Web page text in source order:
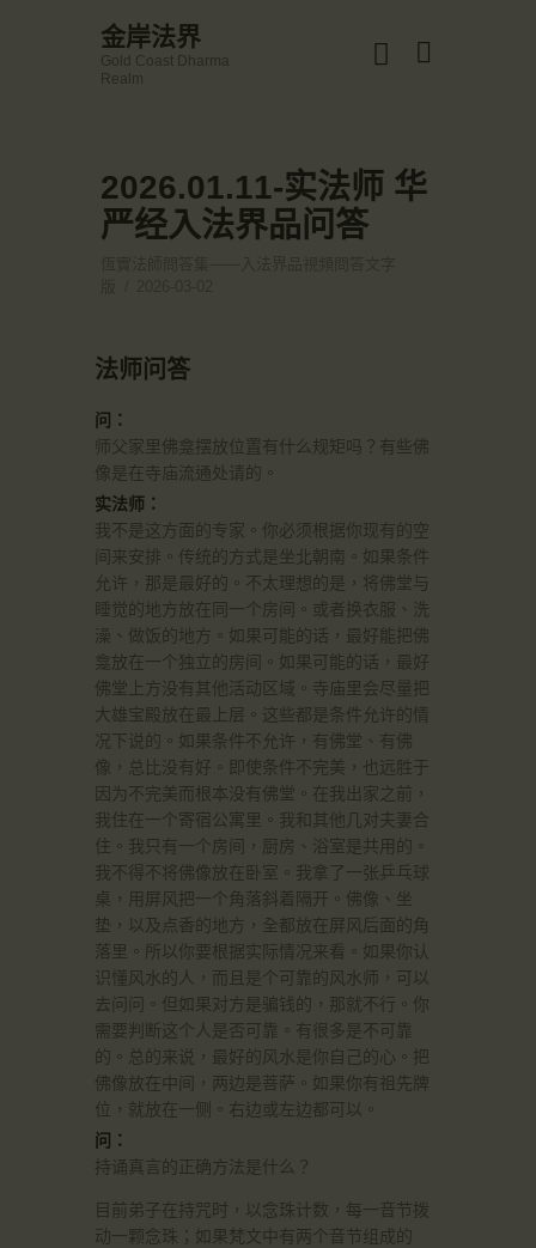
金岸法界
Gold Coast Dharma
Realm
主頁
金岸活動|EVENTS
文章匯總
教育培德
聯繫我們
登录|LOGIN
2026.01.11-实法师 华
严经入法界品问答
法师问答
问：
师父家里佛龛摆放位置有什么规矩吗？有些佛
像是在寺庙流通处请的。
实法师：
我不是这方面的专家。你必须根据你现有的空
间来安排。传统的方式是坐北朝南。如果条件
允许，那是最好的。不太理想的是，将佛堂与
睡觉的地方放在同一个房间。或者换衣服、洗
澡、做饭的地方。如果可能的话，最好能把佛
龛放在一个独立的房间。如果可能的话，最好
佛堂上方没有其他活动区域。寺庙里会尽量把
大雄宝殿放在最上层。这些都是条件允许的情
况下说的。如果条件不允许，有佛堂、有佛
像，总比没有好。即使条件不完美，也远胜于
因为不完美而根本没有佛堂。在我出家之前，
我住在一个寄宿公寓里。我和其他几对夫妻合
住。我只有一个房间，厨房、浴室是共用的。
我不得不将佛像放在卧室。我拿了一张乒乓球
桌，用屏风把一个角落斜着隔开。佛像、坐
垫，以及点香的地方，全都放在屏风后面的角
落里。所以你要根据实际情况来看。如果你认
识懂风水的人，而且是个可靠的风水师，可以
去问问。但如果对方是骗钱的，那就不行。你
需要判断这个人是否可靠。有很多是不可靠
的。总的来说，最好的风水是你自己的心。把
佛像放在中间，两边是菩萨。如果你有祖先牌
位，就放在一侧。右边或左边都可以。
问：
持诵真言的正确方法是什么？
目前弟子在持咒时，以念珠计数，每一音节拨
动一颗念珠；如果梵文中有两个音节组成的
☀️法宴：華嚴經入法界品第三十九 ☀️
🙏講者：上恆下實法師 (Rev. Heng Sure)
09:30 - 11:00pm Every Sat
👉Zoom Link 链接：
https://drba-org.zoom.us/j/84914586289
Got it!